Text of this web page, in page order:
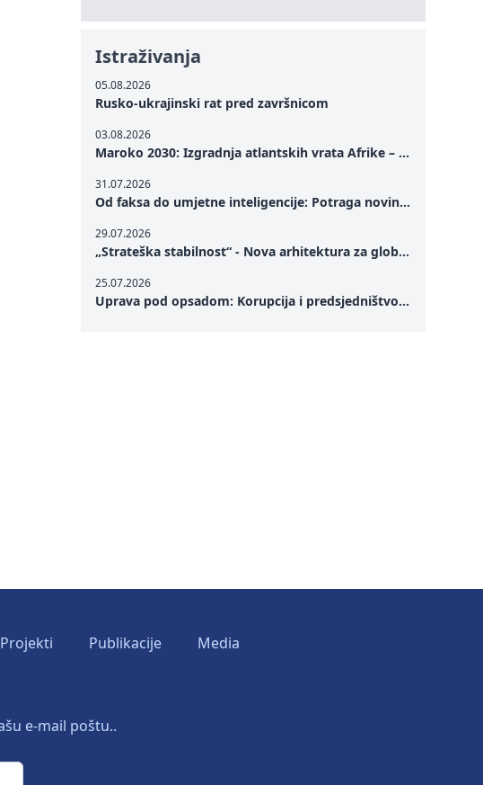
Istraživanja
05.08.2026
Rusko-ukrajinski rat pred završnicom
03.08.2026
Maroko 2030: Izgradnja atlantskih vrata Afrike – od Tangera u Mediteranu do novog geopolitičkog koridora
31.07.2026
Od faksa do umjetne inteligencije: Potraga novinarstva za istinom u digitalnom dobu
29.07.2026
„Strateška stabilnost“ - Nova arhitektura za globalnu saradnju
25.07.2026
Uprava pod opsadom: Korupcija i predsjedništvo Zelenskog – Kako unutrašnje ranjivosti testiraju političku otpornost Ukrajine u kritičnom trenutku rata
Projekti Publikacije Media
e-mail poštu..